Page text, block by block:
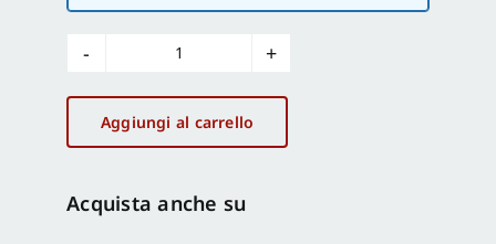
Mavrorachi.
Il
profumo
di
ed
Aggiungi al carrello
Acquista anche su